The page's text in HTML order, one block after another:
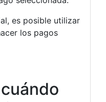
es posible utilizar
los pagos